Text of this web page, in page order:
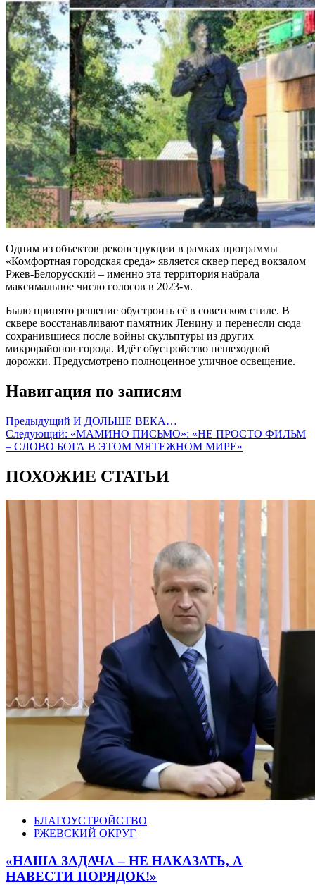
Одним из объектов реконструкции в рамках программы
«Комфортная городская среда» является сквер перед вокзалом
Ржев-Белорусский – именно эта территория набрала
максимальное число голосов в 2023-м.
Было принято решение обустроить её в советском стиле. В
сквере восстанавливают памятник Ленину и перенесли сюда
сохранившиеся после войны скульптуры из других
микрорайонов города. Идёт обустройство пешеходной
дорожки. Предусмотрено полноценное уличное освещение.
Навигация по записям
Предыдущий И ДОЛЬШЕ ВЕКА…
Следующий: «МАМИНО ПИСЬМО»: «НЕ ПРОСТО ФИЛЬМ
– СЛОВО БОГА В ЭТОМ МЯТЕЖНОМ МИРЕ»
ПОХОЖИЕ СТАТЬИ
БЛАГОУСТРОЙСТВО
РЖЕВСКИЙ ОКРУГ
«НАША ЗАДАЧА – НЕ НАКАЗАТЬ, А
НАВЕСТИ ПОРЯДОК!»